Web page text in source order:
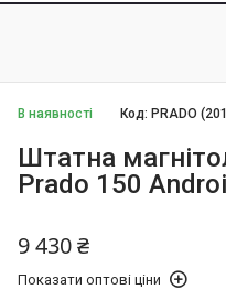
В наявності Код: PRADO
Штатна
Prado 150
9 430 ₴
Показати оптові ціни